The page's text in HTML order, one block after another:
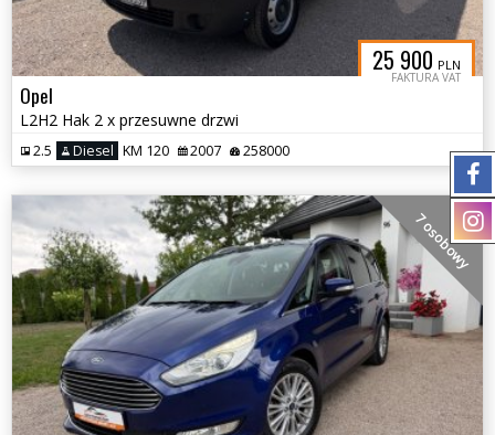
25 900 PLN
FAKTURA VAT
Opel
L2H2 Hak 2 x przesuwne drzwi
2.5 Diesel KM 120 2007 258000
7 osobowy